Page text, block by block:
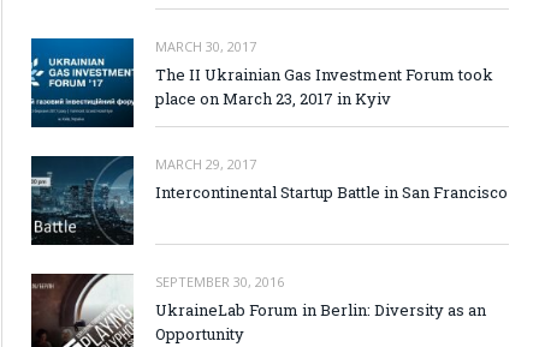
MARCH 30, 2017
The II Ukrainian Gas Investment Forum took
place on March 23, 2017 in Kyiv
MARCH 29, 2017
Intercontinental Startup Battle in San Francisco
SEPTEMBER 30, 2016
UkraineLab Forum in Berlin: Diversity as an
Opportunity